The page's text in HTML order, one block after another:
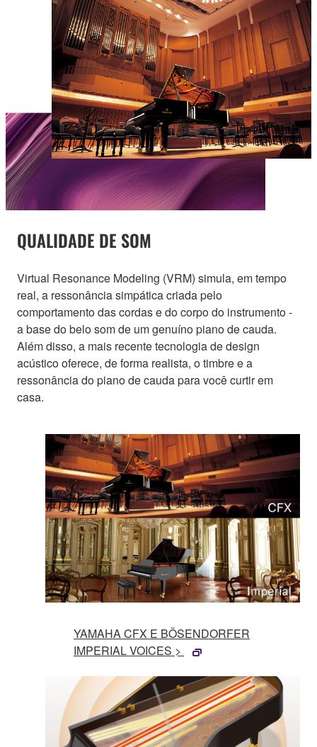
QUALIDADE DE SOM
Virtual Resonance Modeling (VRM) simula, em tempo
real, a ressonância simpática criada pelo
comportamento das cordas e do corpo do instrumento -
a base do belo som de um genuíno piano de cauda.
Além disso, a mais recente tecnologia de design
acústico oferece, de forma realista, o timbre e a
ressonância do piano de cauda para você curtir em
casa.
YAMAHA CFX E BÖSENDORFER
IMPERIAL VOICES >